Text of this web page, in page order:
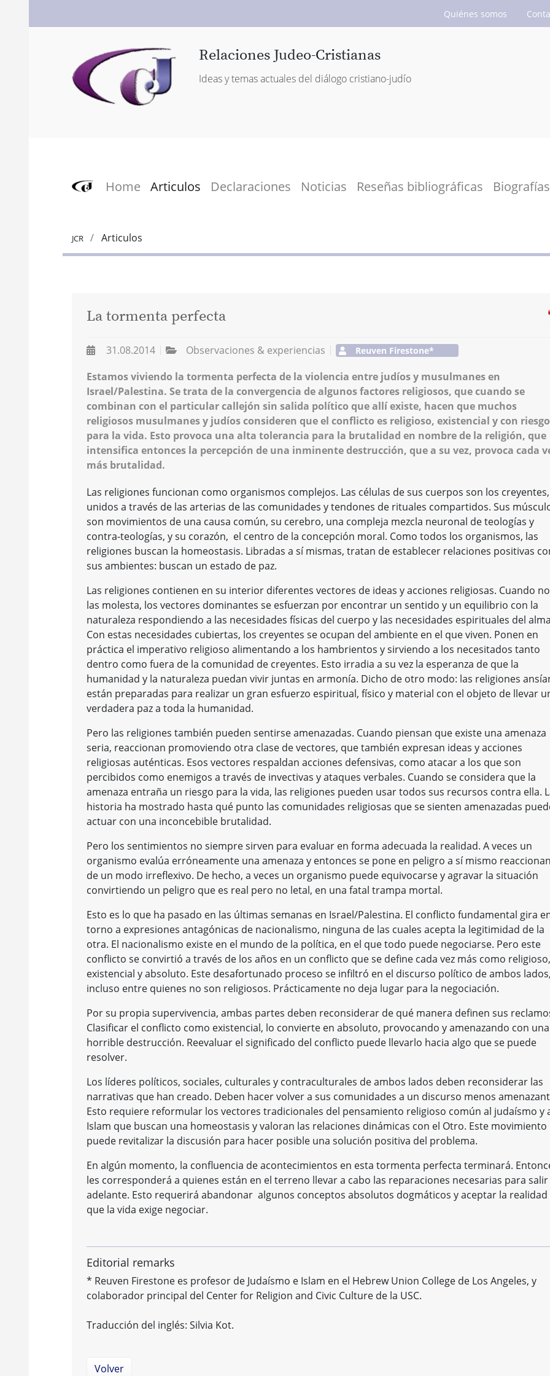
Quiénes somos
Relaciones Judeo-Cristianas
Ideas y temas actuales del diálogo cristiano-judío
Home Articulos Declaraciones Noticias Reseñas bibliográficas Biografías
JCR Articulos
La tormenta perfecta
31.08.2014 Observaciones & experiencias Reuven Firestone*
Estamos viviendo la tormenta perfecta de la violencia entre judíos y musulmanes en
Israel/Palestina. Se trata de la convergencia de algunos factores religiosos, que cuando se
combinan con el particular callejón sin salida político que allí existe, hacen que muchos
religiosos musulmanes y judíos consideren que el conflicto es religioso, existencial y con riesgo
para la vida. Esto provoca una alta tolerancia para la brutalidad en nombre de la religión, que
intensifica entonces la percepción de una inminente destrucción, que a su vez, provoca cada
más brutalidad.
Las religiones funcionan como organismos complejos. Las células de sus cuerpos son los creyentes,
unidos a través de las arterias de las comunidades y tendones de rituales compartidos. Sus
son movimientos de una causa común, su cerebro, una compleja mezcla neuronal de teologías y
contra-teologías, y su corazón, el centro de la concepción moral. Como todos los organismos, las
religiones buscan la homeostasis. Libradas a sí mismas, tratan de establecer relaciones positivas
sus ambientes: buscan un estado de paz.
Las religiones contienen en su interior diferentes vectores de ideas y acciones religiosas. Cuando
las molesta, los vectores dominantes se esfuerzan por encontrar un sentido y un equilibrio con la
naturaleza respondiendo a las necesidades físicas del cuerpo y las necesidades espirituales del
Con estas necesidades cubiertas, los creyentes se ocupan del ambiente en el que viven. Ponen en
práctica el imperativo religioso alimentando a los hambrientos y sirviendo a los necesitados tanto
dentro como fuera de la comunidad de creyentes. Esto irradia a su vez la esperanza de que la
humanidad y la naturaleza puedan vivir juntas en armonía. Dicho de otro modo: las religiones
están preparadas para realizar un gran esfuerzo espiritual, físico y material con el objeto de llevar
verdadera paz a toda la humanidad.
Pero las religiones también pueden sentirse amenazadas. Cuando piensan que existe una amenaza
seria, reaccionan promoviendo otra clase de vectores, que también expresan ideas y acciones
religiosas auténticas. Esos vectores respaldan acciones defensivas, como atacar a los que son
percibidos como enemigos a través de invectivas y ataques verbales. Cuando se considera que la
amenaza entraña un riesgo para la vida, las religiones pueden usar todos sus recursos contra ella.
historia ha mostrado hasta qué punto las comunidades religiosas que se sienten amenazadas
actuar con una inconcebible brutalidad.
Pero los sentimientos no siempre sirven para evaluar en forma adecuada la realidad. A veces un
organismo evalúa erróneamente una amenaza y entonces se pone en peligro a sí mismo
de un modo irreflexivo. De hecho, a veces un organismo puede equivocarse y agravar la situación
convirtiendo un peligro que es real pero no letal, en una fatal trampa mortal.
Esto es lo que ha pasado en las últimas semanas en Israel/Palestina. El conflicto fundamental gira
torno a expresiones antagónicas de nacionalismo, ninguna de las cuales acepta la legitimidad de la
otra. El nacionalismo existe en el mundo de la política, en el que todo puede negociarse. Pero este
conflicto se convirtió a través de los años en un conflicto que se define cada vez más como religioso,
existencial y absoluto. Este desafortunado proceso se infiltró en el discurso político de ambos lados,
incluso entre quienes no son religiosos. Prácticamente no deja lugar para la negociación.
Por su propia supervivencia, ambas partes deben reconsiderar de qué manera definen sus
Clasificar el conflicto como existencial, lo convierte en absoluto, provocando y amenazando con una
horrible destrucción. Reevaluar el significado del conflicto puede llevarlo hacia algo que se puede
resolver.
Los líderes políticos, sociales, culturales y contraculturales de ambos lados deben reconsiderar las
narrativas que han creado. Deben hacer volver a sus comunidades a un discurso menos
Esto requiere reformular los vectores tradicionales del pensamiento religioso común al judaísmo y
Islam que buscan una homeostasis y valoran las relaciones dinámicas con el Otro. Este movimiento
puede revitalizar la discusión para hacer posible una solución positiva del problema.
En algún momento, la confluencia de acontecimientos en esta tormenta perfecta terminará.
les corresponderá a quienes están en el terreno llevar a cabo las reparaciones necesarias para salir
adelante. Esto requerirá abandonar algunos conceptos absolutos dogmáticos y aceptar la realidad
que la vida exige negociar.
Editorial remarks
* Reuven Firestone es profesor de Judaísmo e Islam en el Hebrew Union College de Los Angeles, y
colaborador principal del Center for Religion and Civic Culture de la USC.
Traducción del inglés: Silvia Kot.
Volver